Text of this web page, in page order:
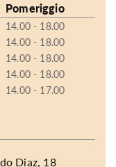
Pomeriggio
14.00 - 18.00
14.00 - 18.00
14.00 - 18.00
14.00 - 18.00
14.00 - 17.00
Diaz, 18